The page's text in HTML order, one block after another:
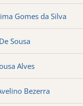
Gomes da Silva
Sousa
Alves
Bezerra